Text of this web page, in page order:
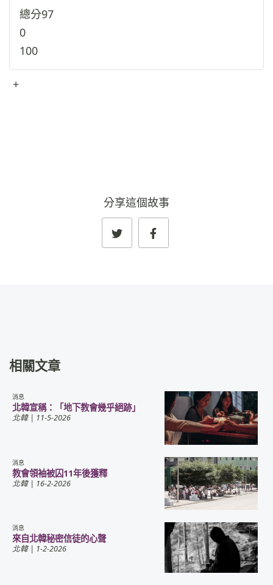
總分97
0
100
+
分享這個故事
相關文章
消息
北韓宣稱：「地下教會幾乎絕跡」
北韓| 11-5-2026
消息
教會領袖被囚11年後獲釋
北韓| 16-2-2026
消息
來自北韓秘密信徒的心聲
北韓| 1-2-2026